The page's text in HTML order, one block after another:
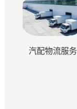
汽配物流服务